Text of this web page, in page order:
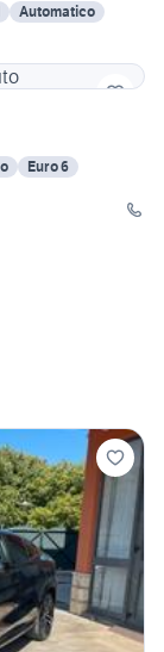
Automatico
Euro 6